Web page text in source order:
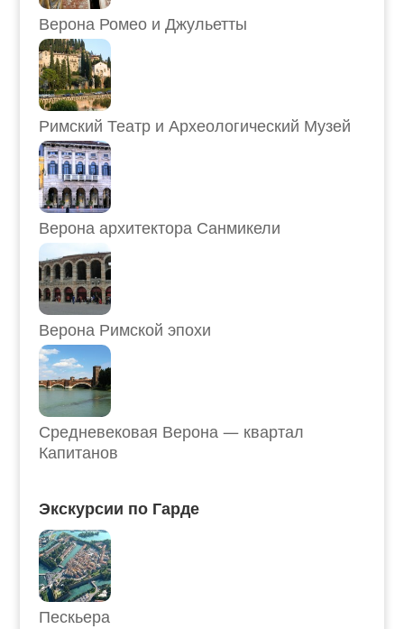
Верона Ромео и Джульетты
Римский Театр и Археологический Музей
Верона архитектора Санмикели
Верона Римской эпохи
Средневековая Верона — квартал
Капитанов
Экскурсии по Гарде
Пескьера